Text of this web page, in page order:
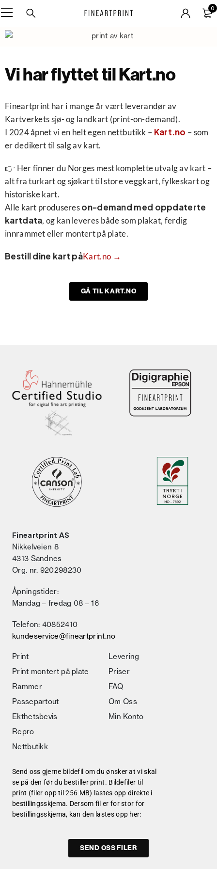
0
Vi har flyttet til Kart.no
Fineartprint har i mange år vært leverandør av
Kartverkets sjø- og landkart (print-on-demand).
I 2024 åpnet vi en helt egen nettbutikk – Kart.no – som
er dedikert til salg av kart.
👉 Her finner du Norges mest komplette utvalg av kart –
alt fra turkart og sjøkart til store veggkart, fylkeskart og
historiske kart.
Alle kart produsereson-demand med oppdaterte
kartdata, og kan leveres både som plakat, ferdig
innrammet eller montert på plate.
Bestill dine kart påKart.no →
GÅ TIL KART.NO
Fineartprint AS
Nikkelveien 8
4313 Sandnes
Org. nr. 920298230
Åpningstider:
Mandag – fredag 08 – 16
Telefon: 40852410
kundeservice@fineartprint.no
Print
Print montert på plate
Rammer
Passepartout
Ekthetsbevis
Repro
Nettbutikk
Levering
Priser
FAQ
Om Oss
Min Konto
Send oss gjerne bildefil om du ønsker at vi skal
se på den før du bestiller print. Bildefiler til
print (filer opp til 256 MB) lastes opp direkte i
bestillingsskjema. Dersom fil er for stor for
bestillingsskjema, kan den lastes opp her:
SEND OSS FILER